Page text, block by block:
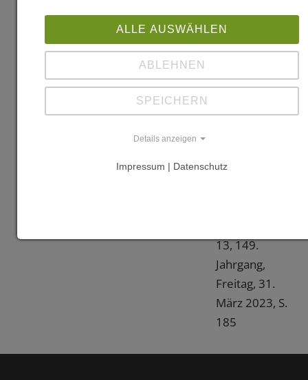
landherr.de
in Holz
13, 149.
Jahrgang,
Freitag, 31.
März 2023, S.
185
ALLE AUSWÄHLEN
ABLEHNEN
SPEICHERN
Details anzeigen
Impressum | Datenschutz